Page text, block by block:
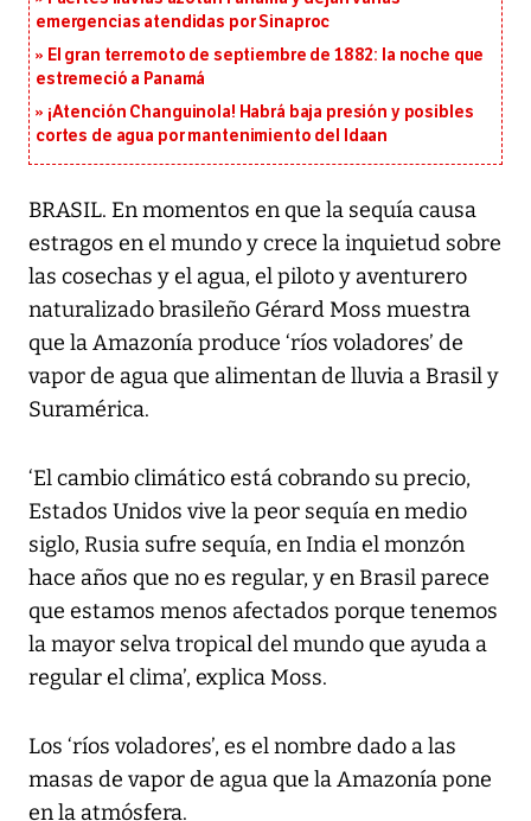
emergencias atendidas por Sinaproc
El gran terremoto de septiembre de 1882: la noche que
estremeció a Panamá
¡Atención Changuinola! Habrá baja presión y posibles
cortes de agua por mantenimiento del Idaan
BRASIL. En momentos en que la sequía causa
estragos en el mundo y crece la inquietud sobre
las cosechas y el agua, el piloto y aventurero
naturalizado brasileño Gérard Moss muestra
que la Amazonía produce ‘ríos voladores’ de
vapor de agua que alimentan de lluvia a Brasil y
Suramérica.
‘El cambio climático está cobrando su precio,
Estados Unidos vive la peor sequía en medio
siglo, Rusia sufre sequía, en India el monzón
hace años que no es regular, y en Brasil parece
que estamos menos afectados porque tenemos
la mayor selva tropical del mundo que ayuda a
regular el clima’, explica Moss.
Los ‘ríos voladores’, es el nombre dado a las
masas de vapor de agua que la Amazonía pone
en la atmósfera.